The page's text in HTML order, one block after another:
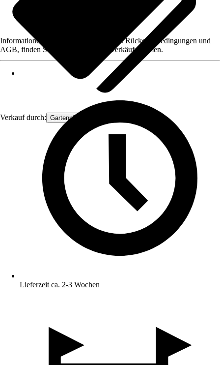
Verkauf durch: Gartenpflanzen Ammerland
Informationen des Verkäufers, wie z. B. Rückgabebedingungen und
AGB, finden Sie bei Klick auf den Verkäufernamen.
Lieferzeit ca. 2-3 Wochen